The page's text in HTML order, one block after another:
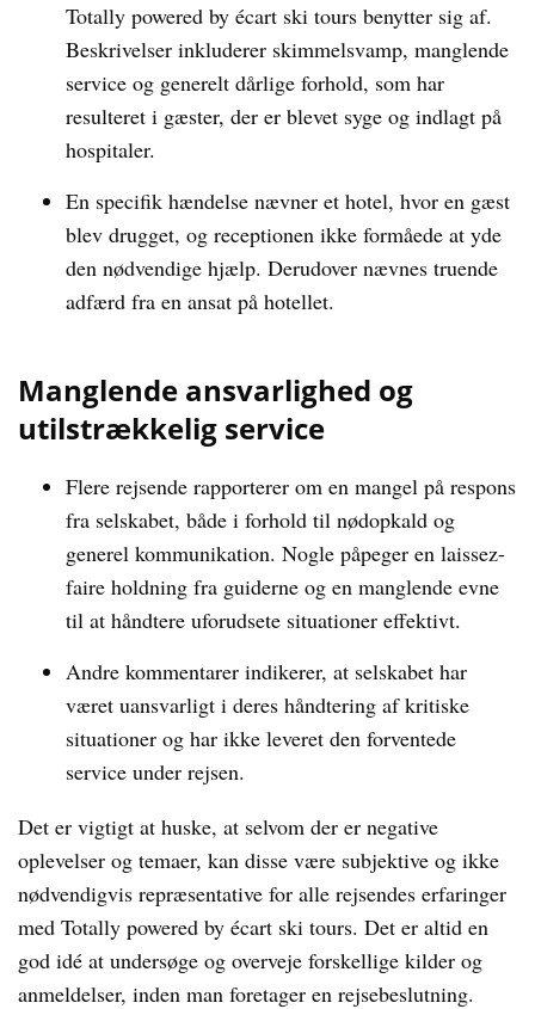
Totally powered by écart ski tours benytter sig af.
Beskrivelser inkluderer skimmelsvamp, manglende
service og generelt dårlige forhold, som har
resulteret i gæster, der er blevet syge og indlagt på
hospitaler.
En specifik hændelse nævner et hotel, hvor en gæst
blev drugget, og receptionen ikke formåede at yde
den nødvendige hjælp. Derudover nævnes truende
adfærd fra en ansat på hotellet.
Manglende ansvarlighed og
utilstrækkelig service
Flere rejsende rapporterer om en mangel på respons
fra selskabet, både i forhold til nødopkald og
generel kommunikation. Nogle påpeger en laissez-
faire holdning fra guiderne og en manglende evne
til at håndtere uforudsete situationer effektivt.
Andre kommentarer indikerer, at selskabet har
været uansvarligt i deres håndtering af kritiske
situationer og har ikke leveret den forventede
service under rejsen.
Det er vigtigt at huske, at selvom der er negative
oplevelser og temaer, kan disse være subjektive og ikke
nødvendigvis repræsentative for alle rejsendes erfaringer
med Totally powered by écart ski tours. Det er altid en
god idé at undersøge og overveje forskellige kilder og
anmeldelser, inden man foretager en rejsebeslutning.